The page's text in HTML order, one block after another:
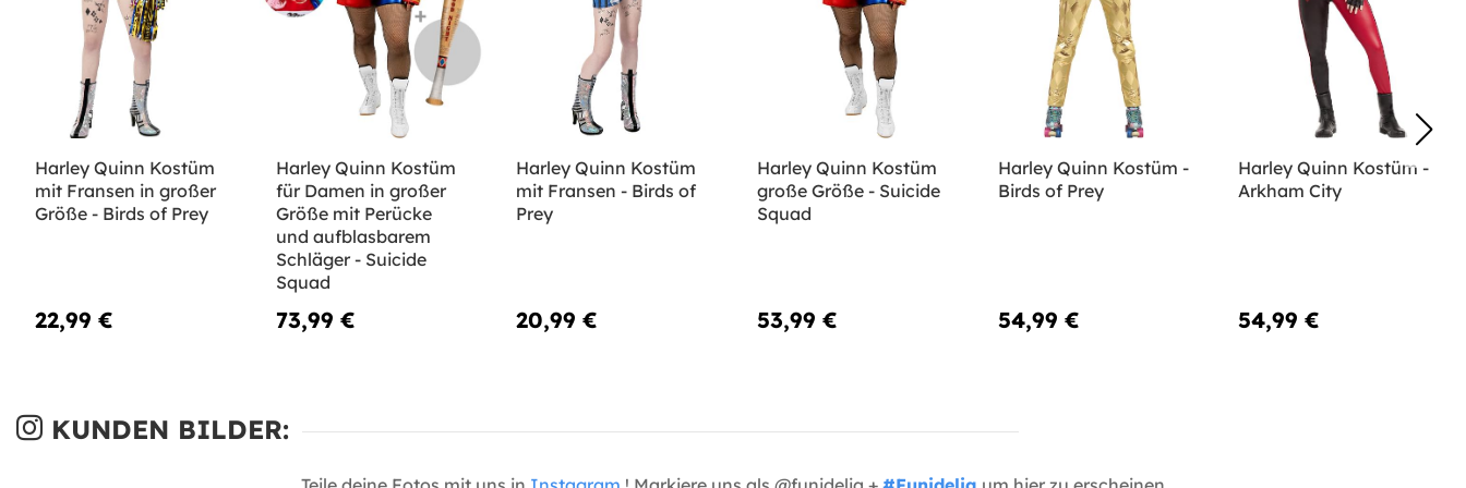
Harley Quinn Kostüm
mit Fransen in großer
Größe - Birds of Prey
22,99 €
Harley Quinn Kostüm
für Damen in großer
Größe mit Perücke
und aufblasbarem
Schläger - Suicide
Squad
73,99 €
Harley Quinn Kostüm
mit Fransen - Birds of
Prey
20,99 €
Harley Quinn Kostüm
große Größe - Suicide
Squad
53,99 €
Harley Quinn Kostüm -
Birds of Prey
54,99 €
Harley Quinn Kostüm -
Arkham City
54,99 €
KUNDEN BILDER: